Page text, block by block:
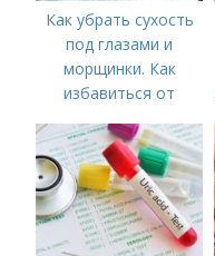
Как убрать сухость
под глазами и
морщинки. Как
избавиться от
косметологические
процедуры